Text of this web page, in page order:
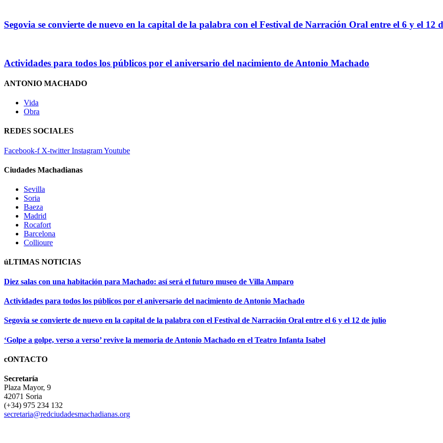
Segovia se convierte de nuevo en la capital de la palabra con el Festival de Narración Oral entre el 6 y el 12
Actividades para todos los públicos por el aniversario del nacimiento de Antonio Machado
ANTONIO MACHADO
Vida
Obra
REDES SOCIALES
Facebook-f X-twitter InstagramYoutube
Ciudades Machadianas
Sevilla
Soria
Baeza
Madrid
Rocafort
Barcelona
Collioure
úLTIMAS NOTICIAS
Diez salas con una habitación para Machado: así será el futuro museo de Villa Amparo
Actividades para todos los públicos por el aniversario del nacimiento de Antonio Machado
Segovia se convierte de nuevo en la capital de la palabra con el Festival de Narración Oral entre el 6 y el 12 de julio
‘Golpe a golpe, verso a verso’ revive la memoria de Antonio Machado en el Teatro Infanta Isabel
cONTACTO
Secretaría
Plaza Mayor, 9
42071 Soria
(+34) 975 234 132
secretaria@redciudadesmachadianas.org